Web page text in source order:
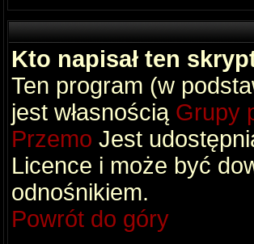
Kto napisał ten
Ten program (w
jest własnością Grupy
Przemo Jest
Licence i może być
odnośnikiem.
Powrót do góry